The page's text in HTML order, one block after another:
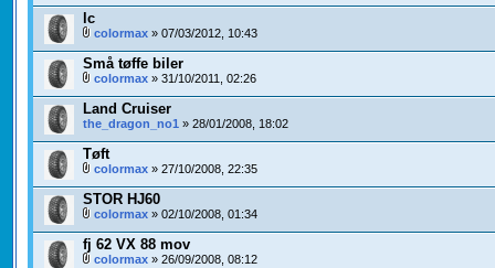
lc
colormax» 07/03/2012, 10:43
Små tøffe biler
colormax» 31/10/2011, 02:26
Land Cruiser
the_dragon_no1 » 28/01/2008, 18:02
Tøft
colormax» 27/10/2008, 22:35
STOR HJ60
colormax» 02/10/2008, 01:34
fj 62 VX 88 mov
colormax» 26/09/2008, 08:12